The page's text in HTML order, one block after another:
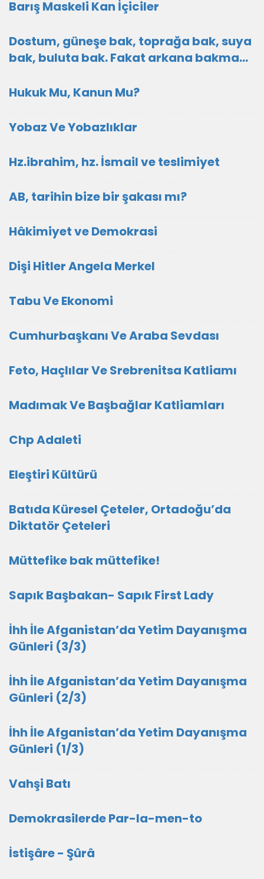
Barış Maskeli Kan İçiciler
Dostum, güneşe bak, toprağa bak, suya
bak, buluta bak. Fakat arkana bakma…
Hukuk Mu, Kanun Mu?
Yobaz Ve Yobazlıklar
Hz.ibrahim, hz. İsmail ve teslimiyet
AB, tarihin bize bir şakası mı?
Hâkimiyet ve Demokrasi
Dişi Hitler Angela Merkel
Tabu Ve Ekonomi
Cumhurbaşkanı Ve Araba Sevdası
Feto, Haçlılar Ve Srebrenitsa Katliamı
Madımak Ve Başbağlar Katliamları
Chp Adaleti
Eleştiri Kültürü
Batıda Küresel Çeteler, Ortadoğu’da
Diktatör Çeteleri
Müttefike bak müttefike!
Sapık Başbakan- Sapık First Lady
İhh İle Afganistan’da Yetim Dayanışma
Günleri (3/3)
İhh İle Afganistan’da Yetim Dayanışma
Günleri (2/3)
İhh İle Afganistan’da Yetim Dayanışma
Günleri (1/3)
Vahşi Batı
Demokrasilerde Par-la-men-to
İstişâre - Şûrâ